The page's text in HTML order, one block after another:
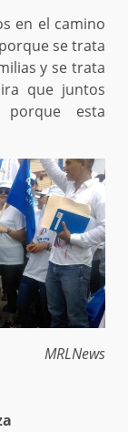
en el camino
se trata
y se trata
que juntos
porque esta
MRLNews